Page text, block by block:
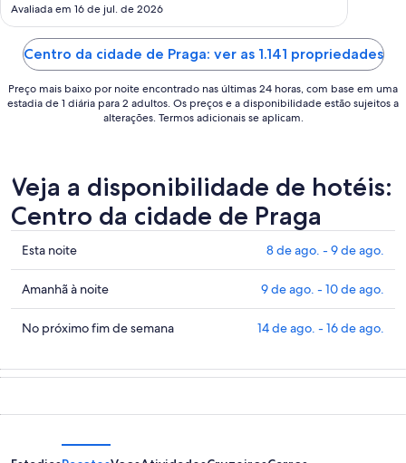
ago.
a
10
de
ago..
Avaliada em 16 de jul. de 2026
Centro da cidade de Praga: ver as 1.141 propriedades
Preço mais baixo por noite encontrado nas últimas 24 horas, com base em uma
estadia de 1 diária para 2 adultos. Os preços e a disponibilidade estão sujeitos a
alterações. Termos adicionais se aplicam.
Veja a disponibilidade de hotéis:
Centro da cidade de Praga
Confira
os
preços
em
Centro
cidade
de
Esta noite 8 de ago. - 9 de ago.
Confira
os
preços
Centro
Amanhã à noite 9 de ago. - 10 de ago.
Confira
preços
cidade
No próximo fim de semana 14 de ago. - 16 de ago.